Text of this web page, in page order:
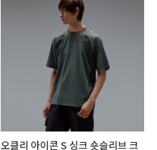
오클리 아이콘 S 싱크 숏슬리브 크